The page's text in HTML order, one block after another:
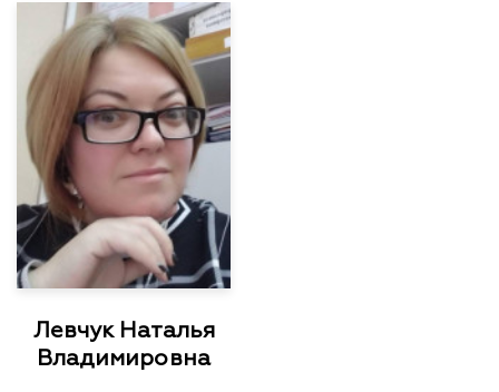
Левчук Наталья
Владимировна